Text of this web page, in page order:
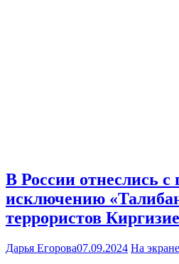
В России отнеслись
исключению
террористов
Дарья Егорова07.09.2024 На экране